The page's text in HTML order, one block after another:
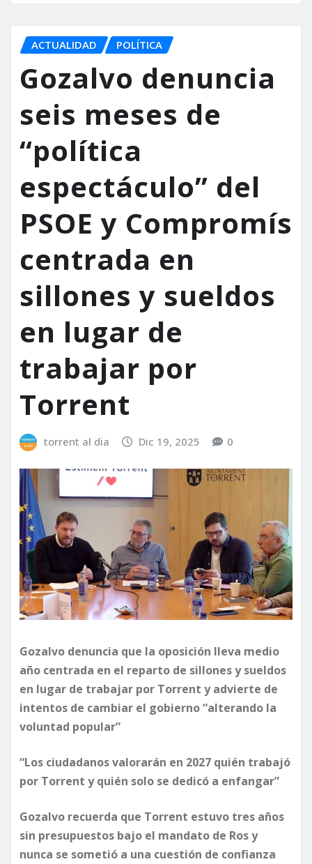
ACTUALIDAD POLÍTICA
Gozalvo denuncia
seis meses de
“política
espectáculo” del
PSOE y Compromís
centrada en
sillones y sueldos
en lugar de
trabajar por
Torrent
torrent al dia Dic 19, 2025 0
Gozalvo denuncia que la oposición lleva medio
año centrada en el reparto de sillones y sueldos
en lugar de trabajar por Torrent y advierte de
intentos de cambiar el gobierno “alterando la
voluntad popular”
“Los ciudadanos valorarán en 2027 quién trabajó
por Torrent y quién solo se dedicó a enfangar”
Gozalvo recuerda que Torrent estuvo tres años
sin presupuestos bajo el mandato de Rosy
nunca se sometió a una cuestión de confianza